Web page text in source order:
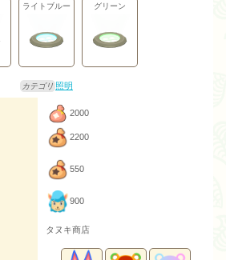
ライトブルー グリーン
照明
2000
2200
550
900
タヌキ商店